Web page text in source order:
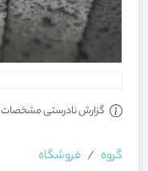
گزارش نادرستی مشخصات
گروه
فروشگاه